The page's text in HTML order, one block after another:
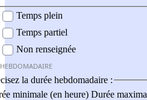
Temps plein
Temps partiel
Non renseignée
la durée hebdomadaire :
minimale (en heure) Durée